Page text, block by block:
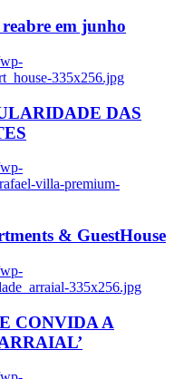
em junho
335x256.jpg
DAS
villa-premium-
& GuestHouse
335x256.jpg
CONVIDA A